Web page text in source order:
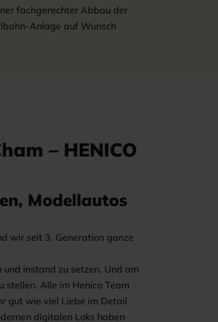
fachgerechter Abbau der
Anlage auf Wunsch
– HENICO
Modellautos
wir seit 3. Generation ganze
instand zu setzen. Und am
stellen. Alle im Henico Team
gut wie viel Liebe im Detail
digitalen Loks haben